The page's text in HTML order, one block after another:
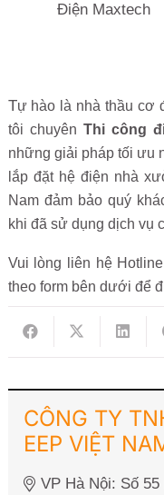
Điện Maxtech
Tự hào là nhà thầu cơ
tôi chuyên Thi công
những giải pháp tối ưu
lắp đặt hệ điện nhà
Nam đảm bảo quý
khi đã sử dụng dịch vụ
Vui lòng liên hệ Hotline
theo form bên dưới để
CÔNG TY
EEP VIỆT
VP Hà Nội: Số